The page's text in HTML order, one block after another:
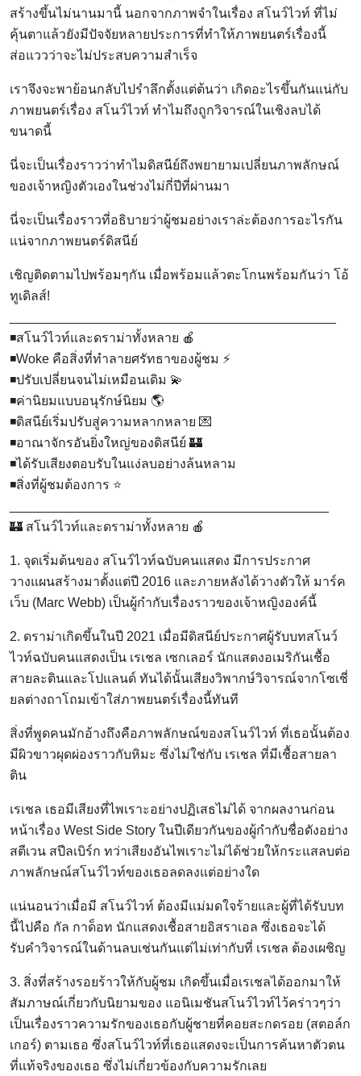
สร้างขึ้นไม่นานมานี้ นอกจากภาพจำในเรื่อง สโนว์ไวท์ ที่ไม่
คุ้นตาแล้วยังมีปัจจัยหลายประการที่ทำให้ภาพยนตร์เรื่องนี้
ส่อแววว่าจะไม่ประสบความสำเร็จ
เราจึงจะพาย้อนกลับไปรำลึกตั้งแต่ต้นว่า เกิดอะไรขึ้นกันแน่กับ
ภาพยนตร์เรื่อง สโนว์ไวท์ ทำไมถึงถูกวิจารณ์ในเชิงลบได้
ขนาดนี้
นี่จะเป็นเรื่องราวว่าทำไมดิสนีย์ถึงพยายามเปลี่ยนภาพลักษณ์
ของเจ้าหญิงตัวเองในช่วงไม่กี่ปีที่ผ่านมา
นี่จะเป็นเรื่องราวที่อธิบายว่าผู้ชมอย่างเราล่ะต้องการอะไรกัน
แน่จากภาพยนตร์ดิสนีย์
เชิญติดตามไปพร้อมๆกัน เมื่อพร้อมแล้วตะโกนพร้อมกันว่า โอ้
ทูเดิลส์!
◾สโนว์ไวท์และดราม่าทั้งหลาย 🍎
◾Woke คือสิ่งที่ทำลายศรัทธาของผู้ชม ⚡
◾ปรับเปลี่ยนจนไม่เหมือนเดิม 💫
◾ค่านิยมแบบอนุรักษ์นิยม 🌎
◾ดิสนีย์เริ่มปรับสู่ความหลากหลาย 💌
◾อาณาจักรอันยิ่งใหญ่ของดิสนีย์ 🏰
◾ได้รับเสียงตอบรับในแง่ลบอย่างล้นหลาม
◾สิ่งที่ผู้ชมต้องการ ⭐
🏰 สโนว์ไวท์และดราม่าทั้งหลาย 🍎
1. จุดเริ่มต้นของ สโนว์ไวท์ฉบับคนแสดง มีการประกาศ
วางแผนสร้างมาตั้งแต่ปี 2016 และภายหลังได้วางตัวให้ มาร์ค
เว็บ (Marc Webb) เป็นผู้กำกับเรื่องราวของเจ้าหญิงองค์นี้
2. ดราม่าเกิดขึ้นในปี 2021 เมื่อมีดิสนีย์ประกาศผู้รับบทสโนว์
ไวท์ฉบับคนแสดงเป็น เรเชล เซกเลอร์ นักแสดงอเมริกันเชื้อ
สายละตินและโปแลนด์ ทันได้นั้นเสียงวิพากษ์วิจารณ์จากโซเชี่
ยลต่างถาโถมเข้าใส่ภาพยนตร์เรื่องนี้ทันที
สิ่งที่พูดคนมักอ้างถึงคือภาพลักษณ์ของสโนว์ไวท์ ที่เธอนั้นต้อง
มีผิวขาวผุดผ่องราวกับหิมะ ซึ่งไม่ใช่กับ เรเชล ที่มีเชื้อสายลา
ติน
เรเชล เธอมีเสียงที่ไพเราะอย่างปฏิเสธไม่ได้ จากผลงานก่อน
หน้าเรื่อง West Side Story ในปีเดียวกันของผู้กำกับชื่อดังอย่าง
สตีเวน สปีลเบิร์ก ทว่าเสียงอันไพเราะไม่ได้ช่วยให้กระแสลบต่อ
ภาพลักษณ์สโนว์ไวท์ของเธอลดลงแต่อย่างใด
แน่นอนว่าเมื่อมี สโนว์ไวท์ ต้องมีแม่มดใจร้ายและผู้ที่ได้รับบท
นี้ไปคือ กัล กาด็อท นักแสดงเชื้อสายอิสราเอล ซึ่งเธอจะได้
รับคำวิจารณ์ในด้านลบเช่นกันแต่ไม่เท่ากับที่ เรเชล ต้องเผชิญ
3. สิ่งที่สร้างรอยร้าวให้กับผู้ชม เกิดขึ้นเมื่อเรเชลได้ออกมาให้
สัมภาษณ์เกี่ยวกับนิยามของ แอนิเมชันสโนว์ไวท์ไว้คร่าวๆว่า
เป็นเรื่องราวความรักของเธอกับผู้ชายที่คอยสะกดรอย (สตอล์ก
เกอร์) ตามเธอ ซึ่งสโนว์ไวท์ที่เธอแสดงจะเป็นการค้นหาตัวตน
ที่แท้จริงของเธอ ซึ่งไม่เกี่ยวข้องกับความรักเลย